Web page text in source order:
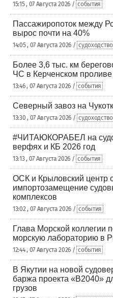
15:15 , 07 Августа 2026 / события
Пассажиропоток между
вырос почти на 40%
14:05 , 07 Августа 2026 / судоходство
Более 3,6 тыс. км
ЧС в Керченском проливе
13:46 , 07 Августа 2026 / события
Северный завоз на
13:30 , 07 Августа 2026 / судоходство
#ЧИТАЮКОРАБЕЛ на
верфях и КБ 2026 год
13:13 , 07 Августа 2026 / события
ОСК и Крыловский центр
импортозамещение
комплексов
13:02 , 07 Августа 2026 / события
Глава Морской коллегии
морскую лабораторию в
12:44 , 07 Августа 2026 / события
В Якутии на новой
баржа проекта «В2040»
грузов